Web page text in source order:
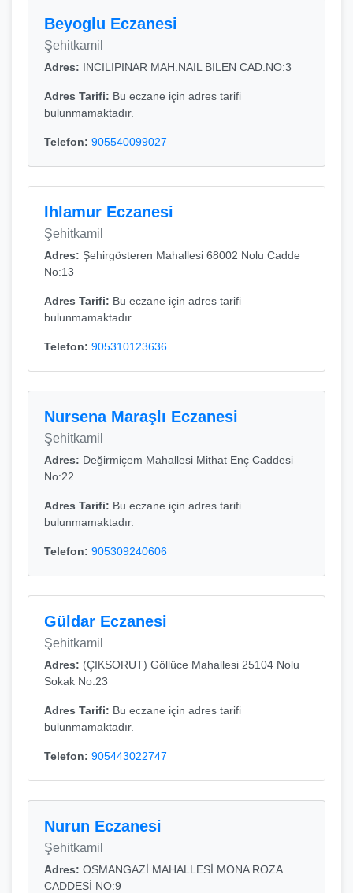
Beyoglu Eczanesi
Şehitkamil
Adres: INCILIPINAR MAH.NAIL BILEN CAD.NO:3
Adres Tarifi: Bu eczane için adres tarifi
bulunmamaktadır.
Telefon: 905540099027
Ihlamur Eczanesi
Şehitkamil
Adres: Şehirgösteren Mahallesi 68002 Nolu Cadde
No:13
Adres Tarifi: Bu eczane için adres tarifi
bulunmamaktadır.
Telefon: 905310123636
Nursena Maraşlı Eczanesi
Şehitkamil
Adres: Değirmiçem Mahallesi Mithat Enç Caddesi
No:22
Adres Tarifi: Bu eczane için adres tarifi
bulunmamaktadır.
Telefon: 905309240606
Güldar Eczanesi
Şehitkamil
Adres: (ÇIKSORUT) Göllüce Mahallesi 25104 Nolu
Sokak No:23
Adres Tarifi: Bu eczane için adres tarifi
bulunmamaktadır.
Telefon: 905443022747
Nurun Eczanesi
Şehitkamil
Adres: OSMANGAZİ MAHALLESİ MONA ROZA
CADDESİ NO:9